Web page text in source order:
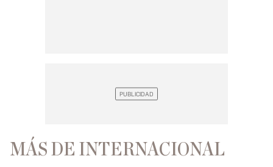
MÁS DE INTERNACIONAL